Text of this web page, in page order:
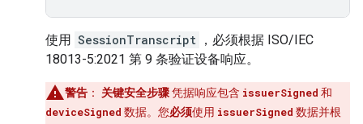
使用 SessionTranscript ，必须根据 ISO/IEC
18013-5:2021 第 9 条验证设备响应。
警告 ： 关键安全步骤凭据响应包含 issuerSigned 和
deviceSigned 数据。您必须使用 issuerSigned 数据并根